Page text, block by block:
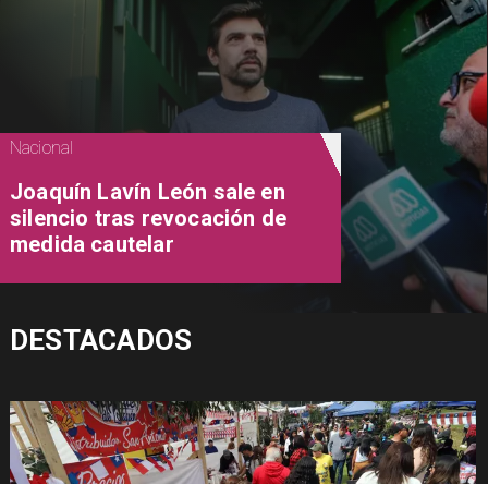
Nacional
Joaquín Lavín León sale en
silencio tras revocación de
medida cautelar
DESTACADOS